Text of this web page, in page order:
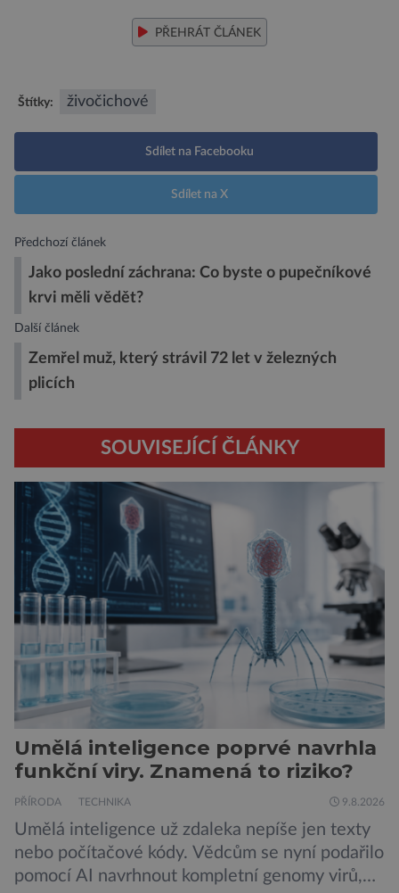
PŘEHRÁT ČLÁNEK
Štítky: živočichové
Sdílet na Facebooku
Sdílet na X
Předchozí článek
Jako poslední záchrana: Co byste o pupečníkové
krvi měli vědět?
Další článek
Zemřel muž, který strávil 72 let v železných
plicích
SOUVISEJÍCÍ ČLÁNKY
Umělá inteligence poprvé navrhla
funkční viry. Znamená to riziko?
PŘÍRODA TECHNIKA 9.8.2026
Umělá inteligence už zdaleka nepíše jen texty
nebo počítačové kódy. Vědcům se nyní podařilo
pomocí AI navrhnout kompletní genomy virů,